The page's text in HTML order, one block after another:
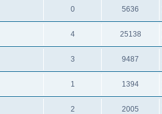
0 5636
4 25138
3 9487
1 1394
2 2005